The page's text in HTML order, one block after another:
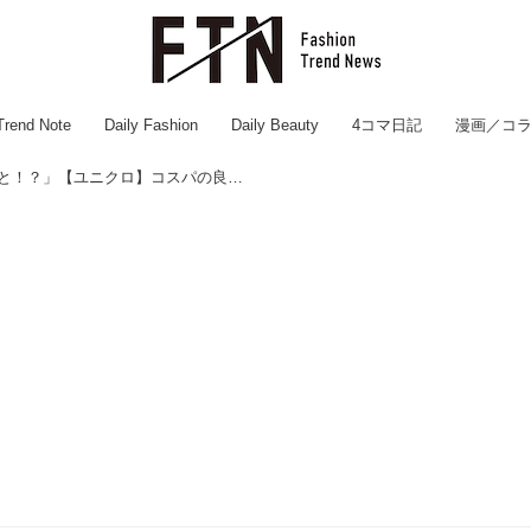
Note Daily Fashion Daily Beauty 4コマ日記 漫画／コ